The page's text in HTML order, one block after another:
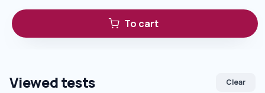
To cart
Viewed tests Clear